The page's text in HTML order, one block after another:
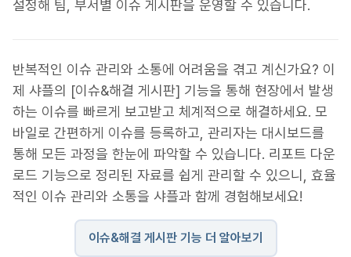
설정해 팀, 부서별 이슈 게시판을 운영할 수 있습니다.
반복적인 이슈 관리와 소통에 어려움을 겪고 계신가요? 이
제 샤플의 [이슈&해결 게시판] 기능을 통해 현장에서 발생
하는 이슈를 빠르게 보고받고 체계적으로 해결하세요. 모
바일로 간편하게 이슈를 등록하고, 관리자는 대시보드를
통해 모든 과정을 한눈에 파악할 수 있습니다. 리포트 다운
로드 기능으로 정리된 자료를 쉽게 관리할 수 있으니, 효율
적인 이슈 관리와 소통을 샤플과 함께 경험해보세요!
이슈&해결 게시판 기능 더 알아보기